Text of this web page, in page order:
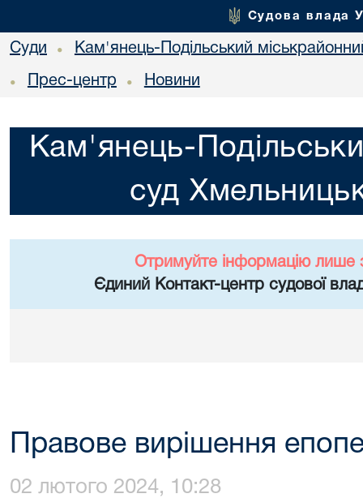
Судова влада
Суди • Кам'янець-Подільський
• Прес-центр • Новини
Кам'янець-
суд
Отримуйте інформацію лише
Єдиний Контакт-центр судової
Правове вирішення
02 лютого 2024, 10:28